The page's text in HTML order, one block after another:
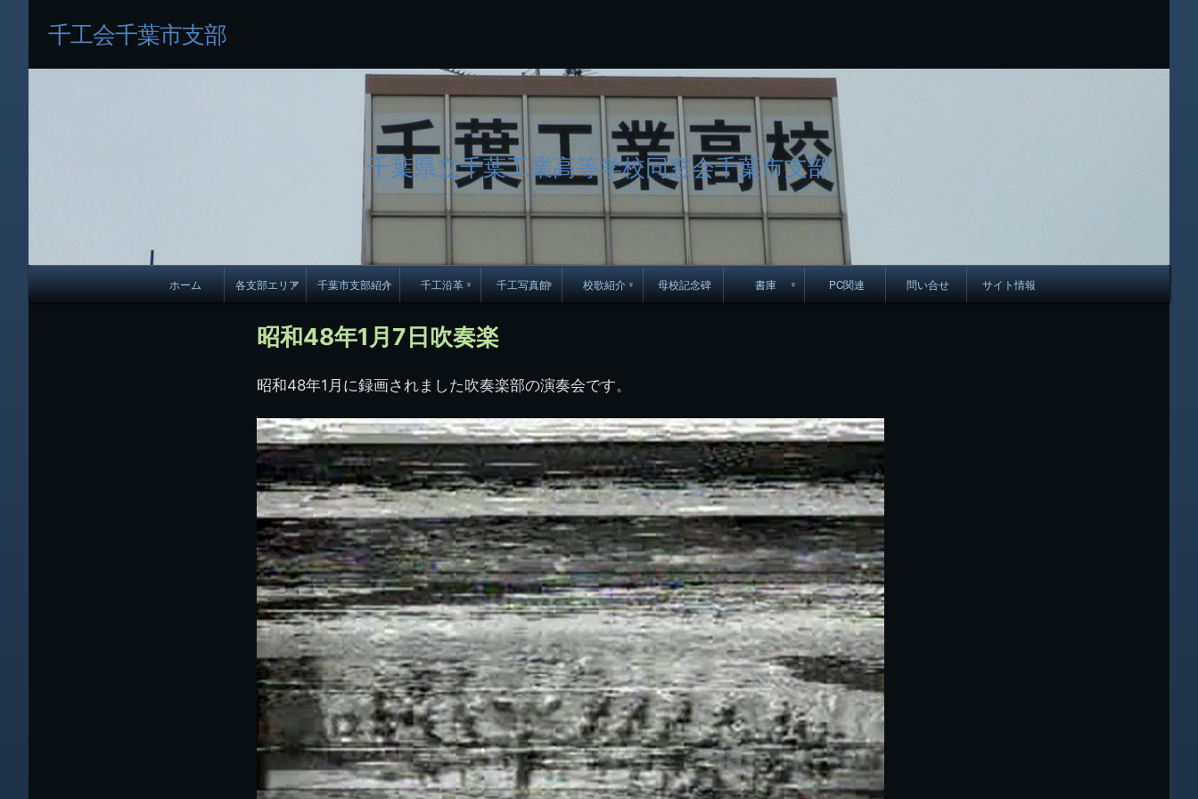
ツ
へ
ス
キ
ッ
プ
千工会千葉市支部
千葉県立千葉工業高等学校同窓会千葉市支部
メ
ホーム 各支部エリア 千葉市支部紹介
千葉市支部組織図
ちばし支部だより
年間行事
会員メッセージ
千工沿革
景山校長回顧録
検見川校舎時代
財団法人千工会
鉄道連隊
千工写真館
周年写真
40周年
50周年
60周年
70周年
80周年の本校
生実校舎以前 寒川校舎時代
千葉商業学校時代
昭和18年卒業アル
バム
栗林氏所蔵
津田沼最後の体育祭
と文化祭
生実校舎以降 生実校舎の建設
生実移転
生実移転落成式典
生実初期
生実初期の行事
生実初期の文化祭
生実校舎初期の実習
200601雪景色
2008.08 生実校舎
校歌紹介
見川校歌
津田沼校歌
生実校歌
応援歌
第一応援歌
第二応援歌
第三応援歌
千工マーチ
2008千工マーチ記
念演奏会
S42.3卒業記念ソノ
シート
これから音頭
母校記念碑 書庫
吹奏楽部関連
旧西支部会報「ちば
にし」
PC関連 問い合せ サイト情報
昭和48年1月7日吹奏楽
昭和48年1月に録画されました吹奏楽部の演奏会です。
動
画
プ
レ
ー
ヤ
ー